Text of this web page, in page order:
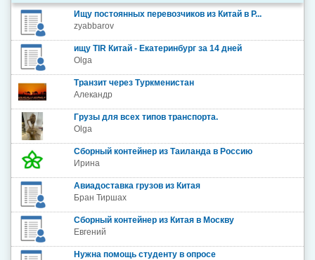
Ищу постоянных перевозчиков из Китай в Р...
zyabbarov
ищу TIR Китай - Екатеринбург за 14 дней
Olga
Транзит через Туркменистан
Алекандр
Грузы для всех типов транспорта.
Olga
Сборный контейнер из Таиланда в Россию
Ирина
Авиадоставка грузов из Китая
Бран Тиршах
Сборный контейнер из Китая в Москву
Евгений
Нужна помощь студенту в опросе